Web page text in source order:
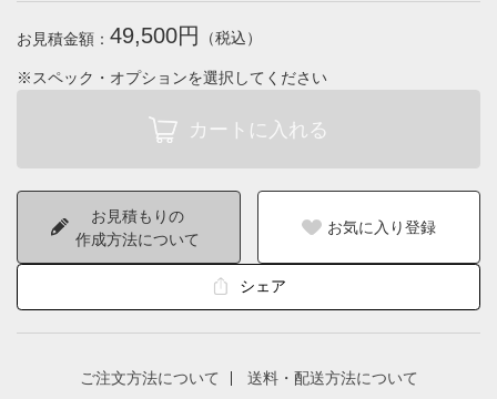
お見積金額： 49,500円 （税込）
※スペック・オプションを選択してください
お見積もりの
作成方法について
お気に入り登録
シェア
ご注文方法について 送料・配送方法について